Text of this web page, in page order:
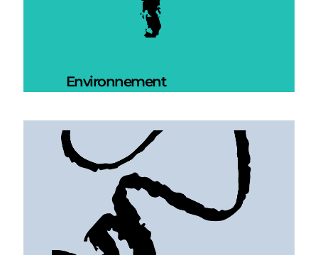
Environnement